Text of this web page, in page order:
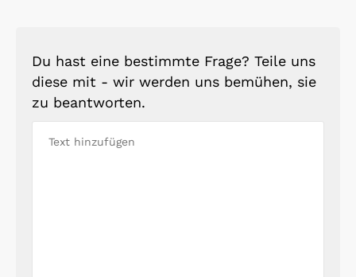
Du hast eine bestimmte Frage? Teile uns
diese mit - wir werden uns bemühen, sie
zu beantworten.